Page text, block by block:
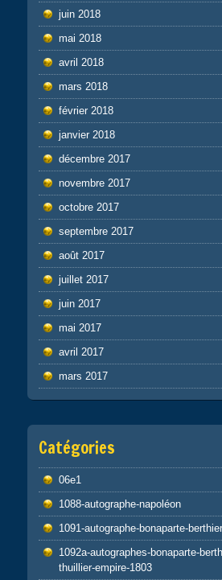
juin 2018
mai 2018
avril 2018
mars 2018
février 2018
janvier 2018
décembre 2017
novembre 2017
octobre 2017
septembre 2017
août 2017
juillet 2017
juin 2017
mai 2017
avril 2017
mars 2017
Catégories
06e1
1088-autographe-napoléon
1091-autographe-bonaparte-
1092a-autographes-bonaparte-
thuillier-empire-1803